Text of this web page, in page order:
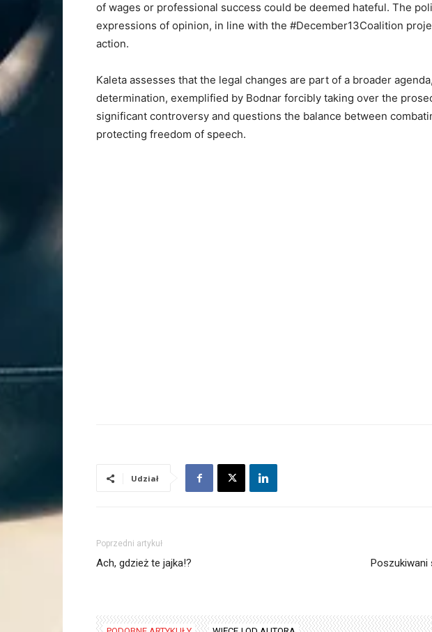
of wages or professional success could be deemed hateful. The
expressions of opinion, in line with the #December13Coalition
action.
Kaleta assesses that the legal changes are part of a broader
determination, exemplified by Bodnar forcibly taking over the
significant controversy and questions the balance between
protecting freedom of speech.
Udział
Poprzedni artykuł
Ach, gdzież te jajka!?
Poszukiwani